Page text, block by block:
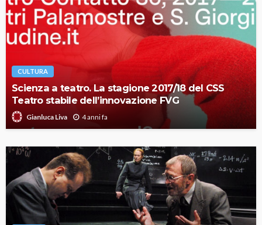
CULTURA
Scienza a teatro. La stagione 2017/18 del CSS
Teatro stabile dell’innovazione FVG
Gianluca Liva 4 anni fa